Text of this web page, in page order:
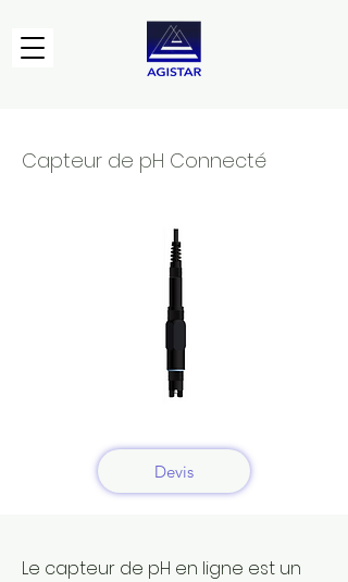
Capteur de pH Connecté
Devis
Le capteur de pH en ligne est un